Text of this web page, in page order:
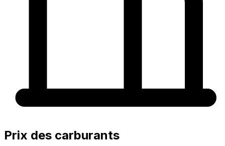
Prix des carburants